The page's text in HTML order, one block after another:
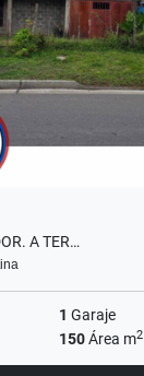
A TER…
1 Garaje
150Área m2